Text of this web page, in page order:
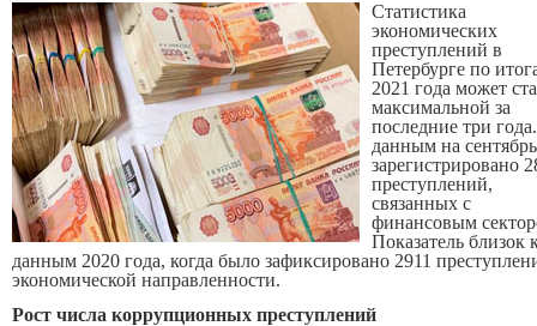
Статистика
экономических
преступлений в
Петербурге по
2021 года может
максимальной за
последние три
данным на сентябрь
зарегистрировано
преступлений,
связанных с
финансовым
Показатель близок
данным 2020 года, когда было зафиксировано 2911
экономической направленности.
Рост числа коррупционных преступлений